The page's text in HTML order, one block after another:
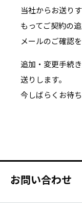
当社からお送り
もってご契約の
メールのご確認
追加・変更手続
送りします。
今しばらくお待ち
お問い合わせ